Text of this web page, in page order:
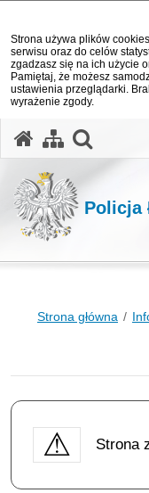
Strona używa plików
serwisu oraz do celów
zgadzasz się na ich użycie
Pamiętaj, że możesz
ustawienia przeglądarki.
wyrażenie zgody.
Policja
Strona główna
Strona